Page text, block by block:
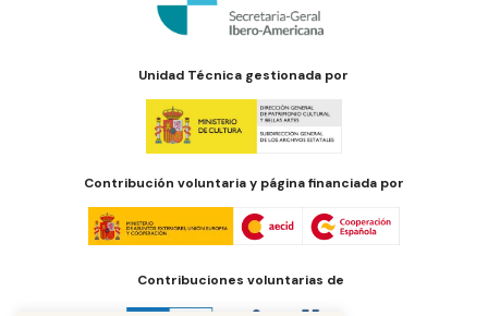
Unidad Técnica gestionada por
Contribución voluntaria y página financiada por
Contribuciones voluntarias de